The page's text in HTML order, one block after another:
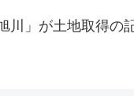
川」が土地取得の